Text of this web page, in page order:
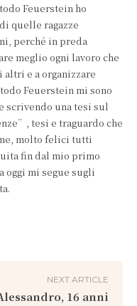
Feuerstein ho
quelle ragazze
perché in preda
meglio ogni lavoro che
altri e a organizzare
Feuerstein mi sono
scrivendo una tesi sul
tesi e traguardo che
molto felici tutti
fin dal mio primo
oggi mi segue sugli
NEXT ARTICLE
16 anni